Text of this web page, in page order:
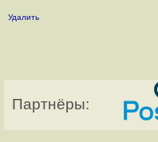
Удалить
Партнёры: